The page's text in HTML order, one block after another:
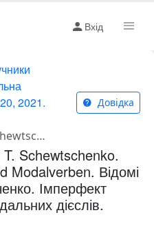
Вхід
2021.
і модальних дієслів.
Довідка
Schewtschenko.
Modalverben. Відомі
Імперфект
дієслів.